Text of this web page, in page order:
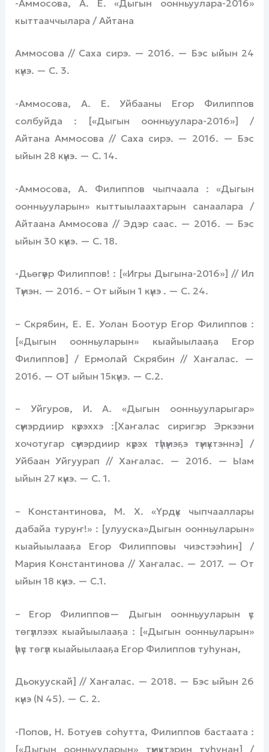
-Аммосова, А. Е. «Дыгын оонньуулара-2016»
кыттааччылара / Айтана
Аммосова // Саха сирэ. — 2016. — Бэс ыйын 24
күнэ. — С. 3.
-Аммосова, А. Е. Уйбааны Егор Филиппов
солбуйда : [«Дыгын оонньуулара-2016»] /
Айтана Аммосова // Саха сирэ. — 2016. — Бэс
ыйын 28 күнэ. — С. 14.
-Аммосова, А. Филиппов чыпчаала : «Дыгын
оонньууларын» кыттыылаахтарын санаалара /
Айтаана Аммосова // Эдэр саас. — 2016. — Бэс
ыйын 30 күнэ. — С. 18.
-Дьөгүөр Филиппов! : [«Игры Дыгына-2016»] // Ил
Түмэн. — 2016. – От ыйын 1 күнэ . — С. 24.
– Скрябин, Е. Е. Уолан Боотур Егор Филиппов :
[«Дыгын оонньуларын» кыайыылааҕа Егор
Филиппов] / Ермолай Скрябин // Хаҥалас. —
2016. — ОТ ыйын 15күнэ. — С.2.
– Уйгуров, И. А. «Дыгын оонньууларыгар»
сүүмэрдиир күрэххэ :[Хаҥалас сиригэр Эркээни
хочотугар сүүмэрдиир күрэх түһүмэҕэ түмүктэннэ] /
Уйбаан Уйгуурап // Хаҥалас. — 2016. — Ыам
ыйын 27 күнэ. — С. 1.
– Константинова, М. Х. «Үрдүк чыпчааллары
дабайа туруҥ!» : [улууска»Дыгын оонньуларын»
кыайыылааҕа Егор Филипповы чиэстээһин] /
Мария Константинова // Хаҥалас. — 2017. — От
ыйын 18 күнэ. — С.1.
– Егор Филиппов— Дыгын оонньууларын үс
төгүллээх кыайыылааҕа : [«Дыгын оонньуларын»
үһүс төгүл кыайыылааҕа Егор Филиппов туһунан,
Дьокуускай] // Хаҥалас. — 2018. — Бэс ыйын 26
күнэ (N 45). — С. 2.
-Попов, Н. Ботуев соһутта, Филиппов бастаата :
[«Дыгын оонньууларын» түмүктэрин туһунан] /